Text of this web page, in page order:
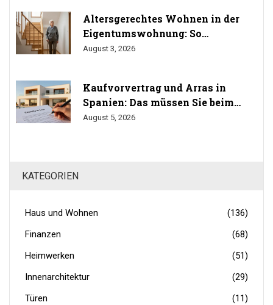
Altersgerechtes Wohnen in der
Eigentumswohnung: So
durchsetzen Sie Ihr Umbaurecht
August 3, 2026
Kaufvorvertrag und Arras in
Spanien: Das müssen Sie beim
Immobilienkauf wissen
August 5, 2026
KATEGORIEN
Haus und Wohnen
(136)
Finanzen
(68)
Heimwerken
(51)
Innenarchitektur
(29)
Türen
(11)